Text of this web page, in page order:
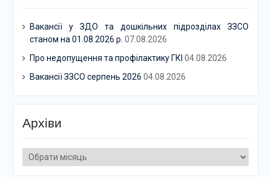
Вакансії у ЗДО та дошкільних підрозділах ЗЗСО
станом на 01.08.2026 р. 07.08.2026
Про недопущення та профілактику ГКІ 04.08.2026
Вакансії ЗЗСО серпень 2026 04.08.2026
Архіви
Архіви